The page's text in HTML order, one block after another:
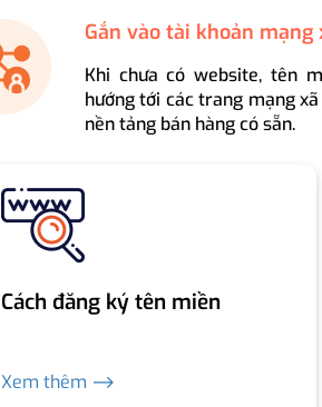
Gắn vào tài khoản
Khi chưa có website, tên
hướng tới các trang mạng
nền tảng bán hàng có sẵn.
Cách đăng ký tên miền
Xem thêm ⟶